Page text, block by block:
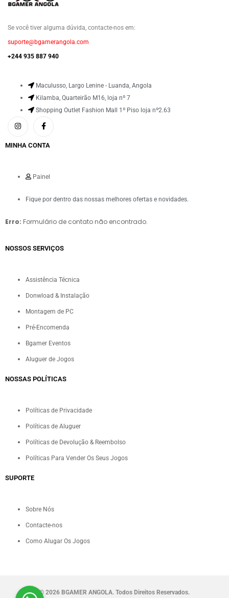
Se você tiver alguma dúvida, contacte-nos em:
suporte@bgamerangola.com
+244 935 887 940
Maculusso, Largo Lenine - Luanda, Angola
Kilamba, Quarteirão M16, loja nº 7
Shopping Outlet Fashion Mall 1º Piso loja nº2.63
MINHA CONTA
Painel
Fique por dentro das nossas melhores ofertas e novidades.
Erro: Formulário de contato não encontrado.
NOSSOS SERVIÇOS​
Assistência Técnica
Donwload & Instalação
Montagem de PC
Pré-Encomenda
Bgamer Eventos
Aluguer de Jogos
NOSSAS POLÍTICAS
Políticas de Privacidade
Políticas de Aluguer
Políticas de Devolução & Reembolso
Políticas Para Vender Os Seus Jogos
SUPORTE
Sobre Nós
Contacte-nos
Como Alugar Os Jogos
© 2026 BGAMER ANGOLA. Todos Direitos Reservados.